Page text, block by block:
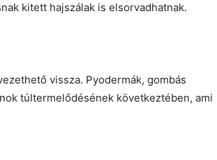
kitett hajszálak is elsorvadhatnak.
vissza. Pyodermák, gombás
túltermelődésének következtében, ami